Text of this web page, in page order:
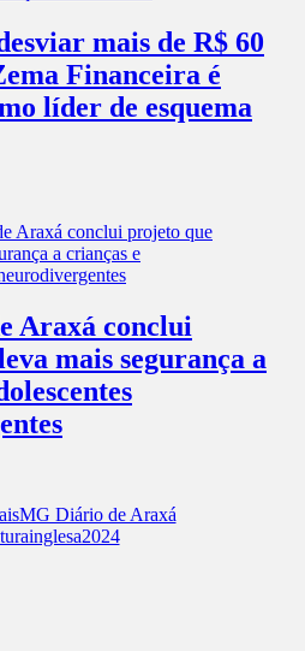
mais de R$ 60
Financeira é
líder de esquema
Araxá conclui
mais segurança a